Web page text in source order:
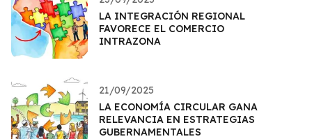
LA INTEGRACIÓN REGIONAL
FAVORECE EL COMERCIO
INTRAZONA
21/09/2025
LA ECONOMÍA CIRCULAR GANA
RELEVANCIA EN ESTRATEGIAS
GUBERNAMENTALES